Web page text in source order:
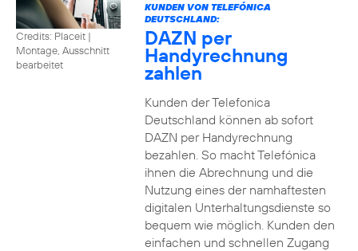
Credits: Placeit |
Montage, Ausschnitt
bearbeitet
KUNDEN VON TELEFÓNICA
DEUTSCHLAND:
DAZN per
Handyrechnung
zahlen
Kunden der Telefonica
Deutschland können ab sofort
DAZN per Handyrechnung
bezahlen. So macht Telefónica
ihnen die Abrechnung und die
Nutzung eines der namhaftesten
digitalen Unterhaltungsdienste so
bequem wie möglich. Kunden den
einfachen und schnellen Zugang